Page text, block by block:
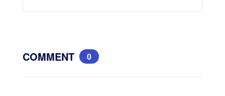
COMMENT 0